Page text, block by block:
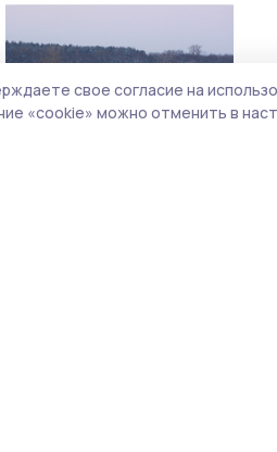
свое согласие на
«cookie» можно отменить в